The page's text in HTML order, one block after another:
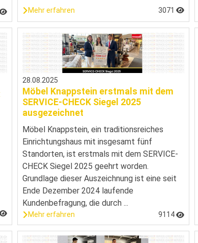
Mehr erfahren 3071
28.08.2025
Möbel Knappstein erstmals mit dem
SERVICE-CHECK Siegel 2025
ausgezeichnet
Möbel Knappstein, ein traditionsreiches
Einrichtungshaus mit insgesamt fünf
Standorten, ist erstmals mit dem SERVICE-
CHECK Siegel 2025 geehrt worden.
Grundlage dieser Auszeichnung ist eine seit
Ende Dezember 2024 laufende
Kundenbefragung, die durch ...
Mehr erfahren 9114